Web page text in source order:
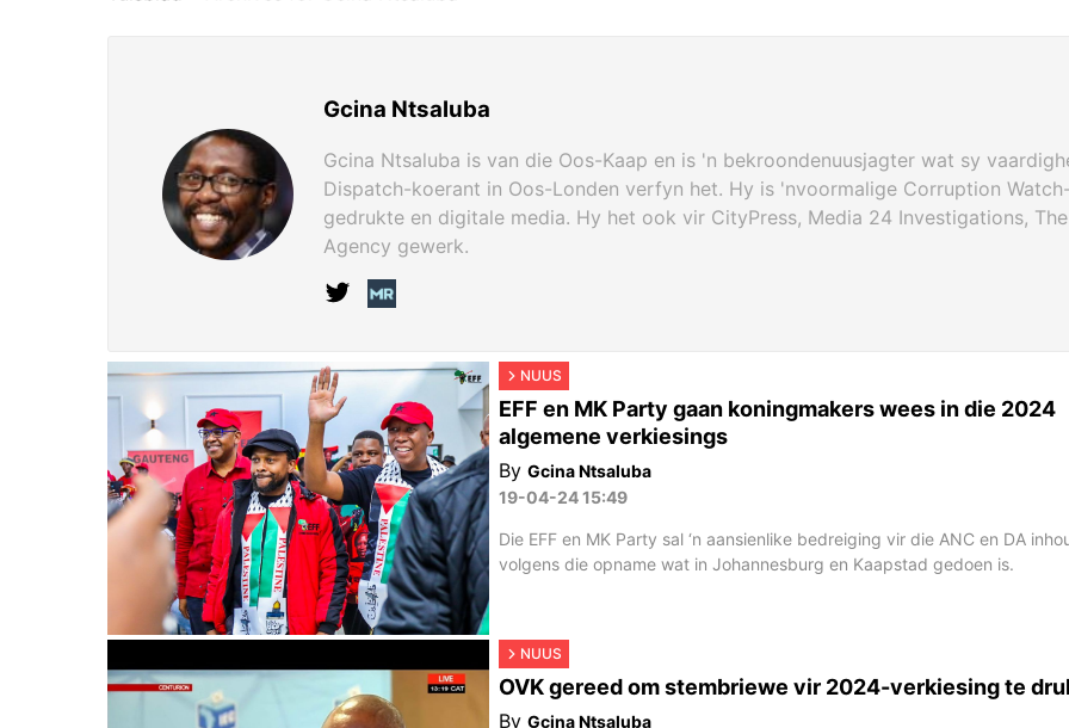
Gcina Ntsaluba
Gcina Ntsaluba is van die Oos-Kaap en is 'n bekroondenuusjagter wat sy
Dispatch-koerant in Oos-Londen verfyn het. Hy is 'nvoormalige Corruption
gedrukte en digitale media. Hy het ook vir CityPress, Media 24 Investigations,
Agency gewerk.
NUUS
EFF en MK Party gaan koningmakers wees in die 2024
algemene verkiesings
By Gcina Ntsaluba
19-04-24 15:49
Die EFF en MK Party sal ‘n aansienlike bedreiging vir die ANC en DA
volgens die opname wat in Johannesburg en Kaapstad gedoen is.
NUUS
OVK gereed om stembriewe vir 2024-verkiesing te
By Gcina Ntsaluba